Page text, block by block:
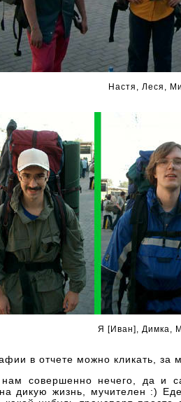
Настя, Леся,
Я [Иван], Димка,
в отчете можно кликать, за
совершенно нечего, да и
дикую жизнь, мучителен :)